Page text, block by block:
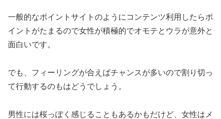
一般的なポイントサイトのようにコンテンツ利用したらポ
イントがたまるので女性が積極的でオモテとウラが意外と
面白いです。
でも、フィーリングが合えばチャンスが多いので割り切っ
て行動するのもはどうでしょう。
男性には桜っぽく感じることもあるかもだけど、女性はメ